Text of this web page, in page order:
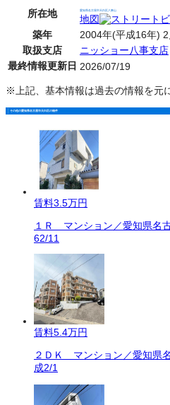
所在地 愛知県名古屋市天白区八事山
地図
築年
2004年(平成16年) 2
取扱支店
ニッショー八事支店
最終情報更新日 2026/07/19
※上記、基本情報は過去の情報を元
その他の愛知県名古屋市天白区の物件
賃料3.5万円
１Ｒ マンション／愛知県名
62/11
賃料5.4万円
２ＤＫ マンション／愛知県
成2/1